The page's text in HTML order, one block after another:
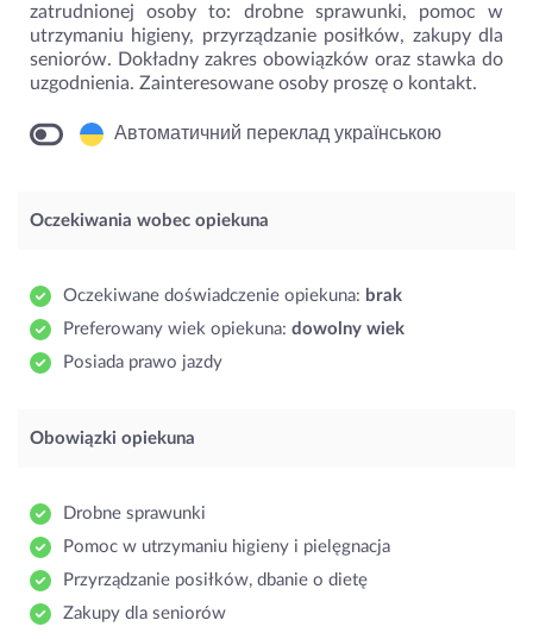
zatrudnionej osoby to: drobne sprawunki, pomoc w
utrzymaniu higieny, przyrządzanie posiłków, zakupy dla
seniorów. Dokładny zakres obowiązków oraz stawka do
uzgodnienia. Zainteresowane osoby proszę o kontakt.
Автоматичний переклад українською
Oczekiwania wobec opiekuna
Oczekiwane doświadczenie opiekuna: brak
Preferowany wiek opiekuna: dowolny wiek
Posiada prawo jazdy
Obowiązki opiekuna
Drobne sprawunki
Pomoc w utrzymaniu higieny i pielęgnacja
Przyrządzanie posiłków, dbanie o dietę
Zakupy dla seniorów